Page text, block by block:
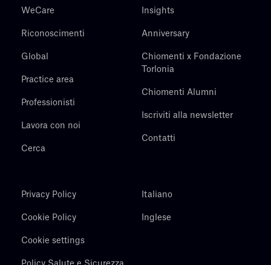
WeCare
Riconoscimenti
Global
Practice area
Professionisti
Lavora con noi
Cerca
Insights
Anniversary
Chiomenti x Fondazione
Torlonia
Chiomenti Alumni
Iscriviti alla newsletter
Contatti
Privacy Policy
Cookie Policy
Cookie settings
Italiano
Inglese